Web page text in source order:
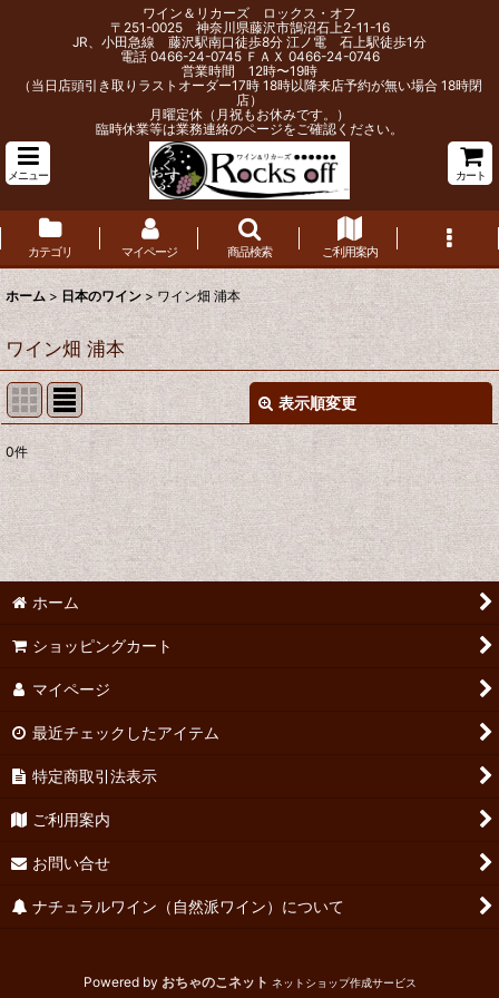
ワイン＆リカーズ ロックス・オフ
〒251-0025 神奈川県藤沢市鵠沼石上2-11-16
JR、小田急線 藤沢駅南口徒歩8分 江ノ電 石上駅徒歩1分
電話 0466-24-0745 ＦＡＸ 0466-24-0746
営業時間 12時〜19時
（当日店頭引き取りラストオーダー17時 18時以降来店予約が無い場合 18時閉
店）
月曜定休（月祝もお休みです。）
臨時休業等は業務連絡のページをご確認ください。
メニュー カート
カテゴリ マイページ 商品検索 ご利用案内
ホーム > 日本のワイン > ワイン畑 浦本
ワイン畑 浦本
表示順変更
表示数 :
並び順 :
0件
ホーム
ショッピングカート
マイページ
最近チェックしたアイテム
特定商取引法表示
ご利用案内
お問い合せ
ナチュラルワイン（自然派ワイン）について
Powered by おちゃのこネット ネットショップ作成サービス